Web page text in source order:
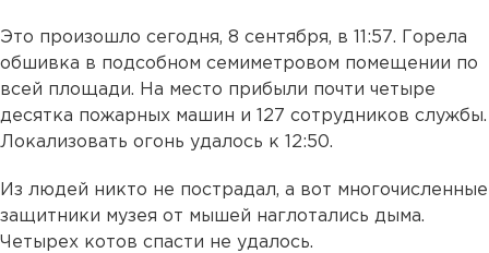
Это произошло сегодня, 8 сентября, в 11:57. Горела
обшивка в подсобном семиметровом помещении по
всей площади. На место прибыли почти четыре
десятка пожарных машин и 127 сотрудников службы.
Локализовать огонь удалось к 12:50.
Из людей никто не пострадал, а вот многочисленные
защитники музея от мышей наглотались дыма.
Четырех котов спасти не удалось.